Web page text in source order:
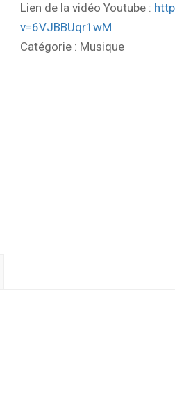
Lien de la vidéo Youtube :
v=6VJBBUqr1wM
Catégorie : Musique